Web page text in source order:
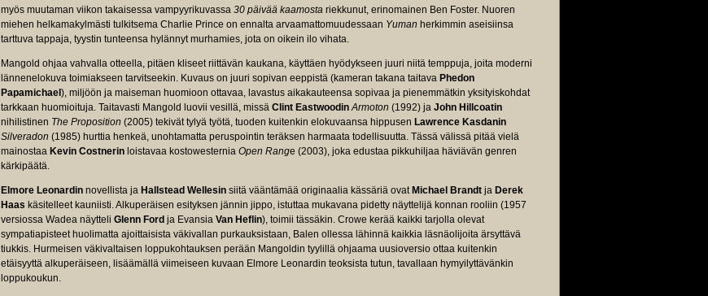
myös muutaman viikon takaisessa vampyyrikuvassa 30 päivää kaamosta riekkunut, erinomainen Ben Foster. Nuoren
miehen helkamakylmästi tulkitsema Charlie Prince on ennalta arvaamattomuudessaan Yuman herkimmin aseisiinsa
tarttuva tappaja, tyystin tunteensa hylännyt murhamies, jota on oikein ilo vihata.
Mangold ohjaa vahvalla otteella, pitäen kliseet riittävän kaukana, käyttäen hyödykseen juuri niitä temppuja, joita moderni
lännenelokuva toimiakseen tarvitseekin. Kuvaus on juuri sopivan eeppistä (kameran takana taitava Phedon
Papamichael ), miljöön ja maiseman huomioon ottavaa, lavastus aikakauteensa sopivaa ja pienemmätkin yksityiskohdat
tarkkaan huomioituja. Taitavasti Mangold luovii vesillä, missä Clint Eastwoodin Armoton (1992) ja John Hillcoatin
nihilistinen The Proposition (2005) tekivät tylyä työtä, tuoden kuitenkin elokuvaansa hippusen Lawrence Kasdanin
Silveradon (1985) hurttia henkeä, unohtamatta peruspointin teräksen harmaata todellisuutta. Tässä välissä pitää vielä
mainostaa Kevin Costnerin loistavaa kostowesternia Open Range (2003), joka edustaa pikkuhiljaa häviävän genren
kärkipäätä.
Elmore Leonardin novellista ja Hallstead Wellesin siitä vääntämää originaalia kässäriä ovat Michael Brandt ja Derek
Haas käsitelleet kauniisti. Alkuperäisen esityksen jännin jippo, istuttaa mukavana pidetty näyttelijä konnan rooliin (1957
versiossa Wadea näytteli Glenn Ford ja Evansia Van Heflin), toimii tässäkin. Crowe kerää kaikki tarjolla olevat
sympatiapisteet huolimatta ajoittaisista väkivallan purkauksistaan, Balen ollessa lähinnä kaikkia läsnäolijoita ärsyttävä
tiukkis. Hurmeisen väkivaltaisen loppukohtauksen perään Mangoldin tyylillä ohjaama uusioversio ottaa kuitenkin
etäisyyttä alkuperäiseen, lisäämällä viimeiseen kuvaan Elmore Leonardin teoksista tutun, tavallaan hymyilyttävänkin
loppukoukun.